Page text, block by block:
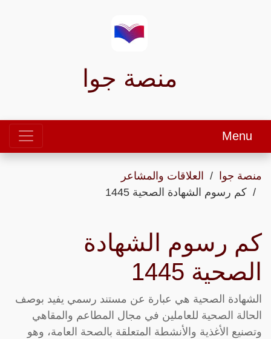
منصة جوا
Menu
منصة جوا
العلاقات والمشاعر
كم رسوم الشهادة الصحية 1445
كم رسوم الشهادة
الصحية 1445
الشهادة الصحية هي عبارة عن مستند رسمي يفيد بوصف
الحالة الصحية للعاملين في مجال المطاعم والمقاهي
وتصنيع الأغذية والأنشطة المتعلقة بالصحة العامة، وهو